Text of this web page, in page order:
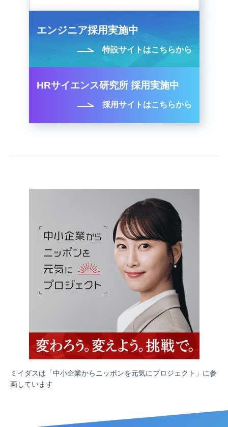
エンジニア採用実施中
特設サイトはこちらから
HRサイエンス研究所 採用実施中
採用サイトはこちらから
ミイダスは「中小企業からニッポンを元気にプロジェクト」に参
画しています